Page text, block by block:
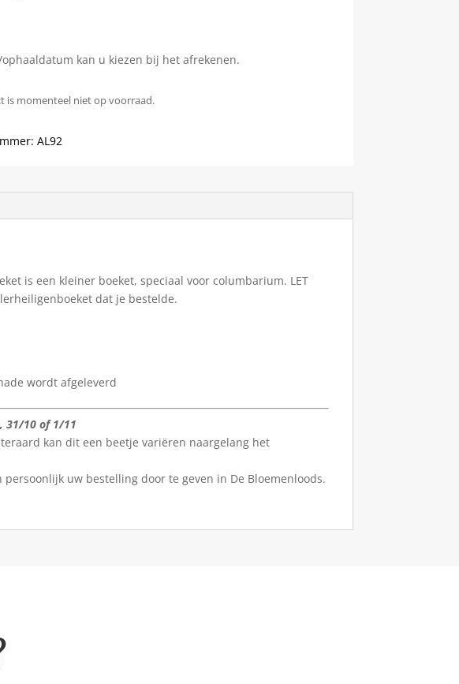
ophaaldatum kan u kiezen bij het afrekenen.
is momenteel niet op voorraad.
AL92
is een kleiner boeket, speciaal voor columbarium. LET
dat je bestelde.
wordt afgeleverd
31/10 of 1/11
kan dit een beetje variëren naargelang het
uw bestelling door te geven in De Bloemenloods.